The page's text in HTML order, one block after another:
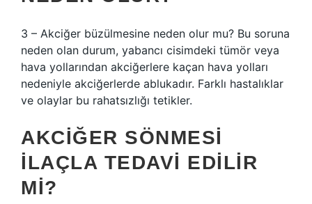
3 – Akciğer büzülmesine neden olur mu? Bu soruna
neden olan durum, yabancı cisimdeki tümör veya
hava yollarından akciğerlere kaçan hava yolları
nedeniyle akciğerlerde ablukadır. Farklı hastalıklar
ve olaylar bu rahatsızlığı tetikler.
AKCIĞER SÖNMESI
ILAÇLA TEDAVI EDILIR
MI?